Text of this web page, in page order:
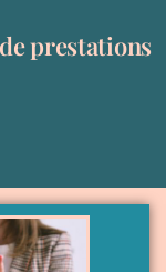
prestations